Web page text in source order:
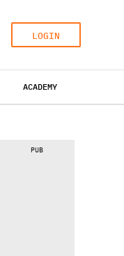
LOGIN
ACADEMY
PUB